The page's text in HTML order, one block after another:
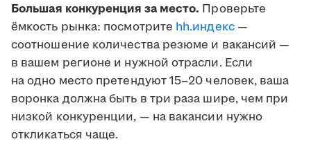
Большая конкуренция за место. Проверьте
ёмкость рынка: посмотрите hh.индекс—
соотношение количества резюме и вакансий —
в вашем регионе и нужной отрасли. Если
на одно место претендуют 15–20 человек, ваша
воронка должна быть в три раза шире, чем при
низкой конкуренции, — на вакансии нужно
откликаться чаще.